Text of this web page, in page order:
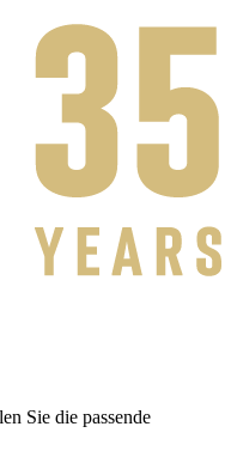
Sie die passende